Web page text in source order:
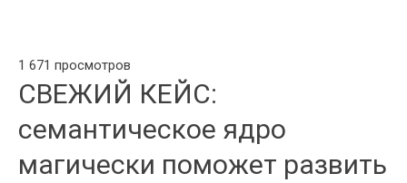
1 671 просмотров
СВЕЖИЙ КЕЙС:
семантическое ядро
магически поможет развить